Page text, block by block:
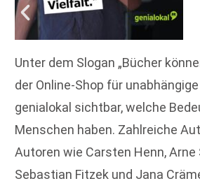
Unter dem Slogan „Bücher
der Online-Shop für
genialokal sichtbar, welche
Menschen haben. Zahlreiche
Autoren wie Carsten Henn,
Sebastian Fitzek und Jana